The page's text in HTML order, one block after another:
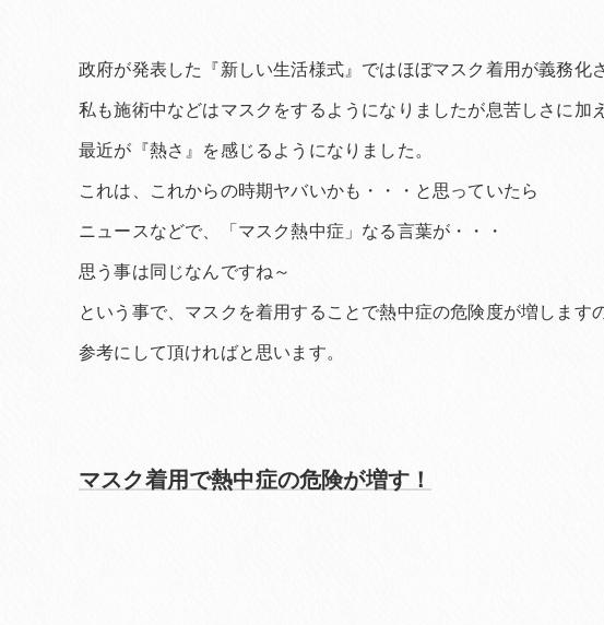
政府が発表した『新しい生活様式』ではほぼマスク着用が義務化
私も施術中などはマスクをするようになりましたが息苦しさに加
最近が『熱さ』を感じるようになりました。
これは、これからの時期ヤバいかも・・・と思っていたら
ニュースなどで、「マスク熱中症」なる言葉が・・・
思う事は同じなんですね～
という事で、マスクを着用することで熱中症の危険度が増します
参考にして頂ければと思います。
マスク着用で熱中症の危険が増す！